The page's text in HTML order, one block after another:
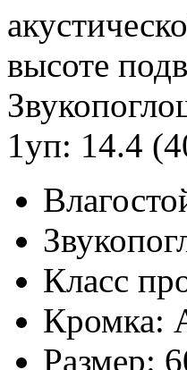
высоте
1уп: 14.4
Класс
Кромка:
Размер: